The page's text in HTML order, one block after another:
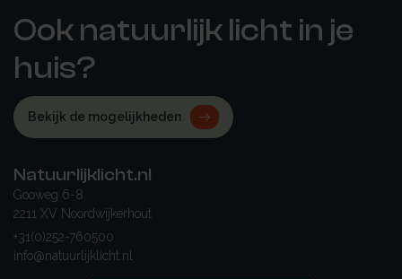
Ook natuurlijk licht in je
huis?
Bekijk de mogelijkheden
Natuurlijklicht.nl
Gooweg 6-8
2211 XV Noordwijkerhout
+31(0)252-760500
info@natuurlijklicht.nl